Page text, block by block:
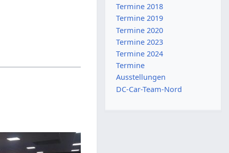
Termine 2018
Termine 2019
Termine 2020
Termine 2023
Termine 2024
Termine
Ausstellungen
DC-Car-Team-Nord